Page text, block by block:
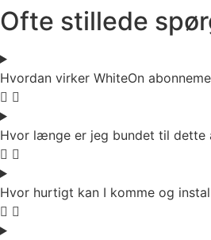
Ofte stillede
Hvordan virker WhiteOn
Hvor længe er jeg bundet til dette
Hvor hurtigt kan I komme og